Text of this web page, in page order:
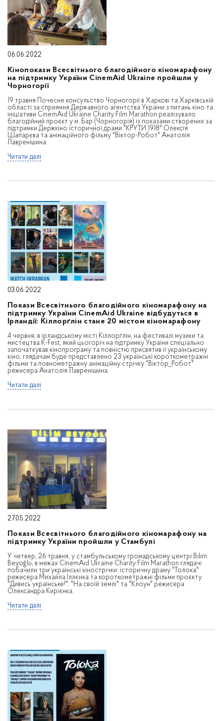
06.06.2022
Кінопокази Всесвітнього благодійного кіномарафону
на підтримку України CinemAid Ukraine пройшли у
Чорногорії
19 травня Почесне консульство Чорногорії в Харкові та Харківській
області за сприяння Державного агентства України з питань кіно та
ініціативи CinemAid Ukraine Charity Film Marathon реалізувало
благодійний проєкт у м. Бар (Чорногорія) із показами створених за
підтримки Держкіно історичної драми "КРУТИ 1918" Олексія
Шапарєва та анімаційного фільму "Віктор-Робот" Анатолія
Лавренішина.
Читати далі
03.06.2022
Покази Всесвітнього благодійного кіномарафону на
підтримку України CinemAid Ukraine відбудуться в
Ірландії: Кіллорґлін стане 20 містом кіномарафону
4 червня, в ірландському місті Кіллорґлін, на фестивалі музики та
мистецтва K-Fest, який цьогоріч на підтримку України спеціально
започаткував кінопрограму та повністю присвятив її українському
кіно, глядачам буде представлено 23 українські короткометражні
фільми та повнометражну анімаційну стрічку "Віктор_Робот"
режисера Анатолія Лавренішина.
Читати далі
27.05.2022
Покази Всесвітнього благодійного кіномарафону на
підтримку України пройшли у Стамбулі
У четвер, 26 травня, у стамбульському громадському центрі Bilim
Beyoğlu, в межах CinemAid Ukraine Charity Film Marathon глядачі
побачили три українські кінострічки: історичну драму "Толока"
режисера Михайла Іллєнка та короткометражні фільми проєкту
"Дивись українське!": "На своїй землі" та "Клоун" режисера
Олександра Кирієнка.
Читати далі